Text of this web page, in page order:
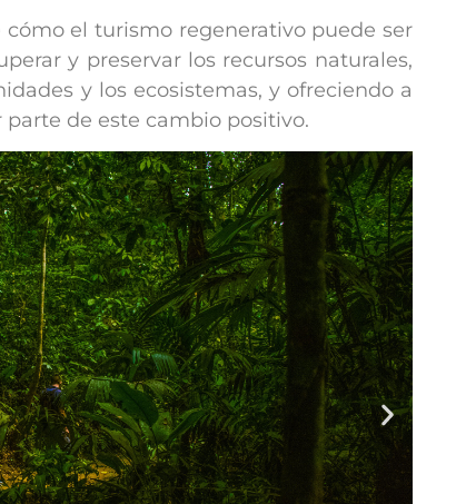
el turismo regenerativo puede ser
y preservar los recursos naturales,
y los ecosistemas, y ofreciendo a
de este cambio positivo.